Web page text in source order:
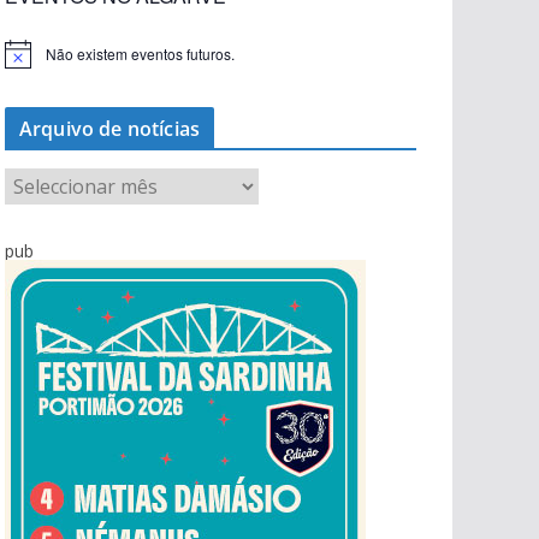
Não existem eventos futuros.
Arquivo de notícias
r
q
pub